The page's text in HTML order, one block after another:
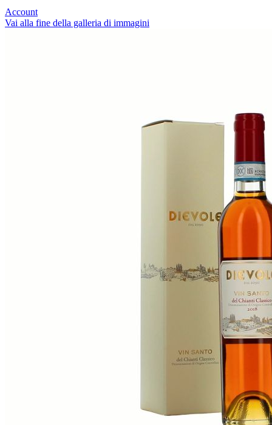
Account
Vai alla fine della galleria di immagini